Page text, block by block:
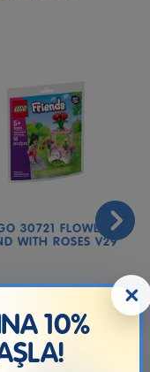
30721 FLOWER
WITH ROSES V29
13.99₼
×
10%